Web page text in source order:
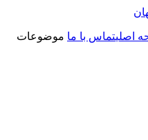
اصلیتماس با ما موضوعات